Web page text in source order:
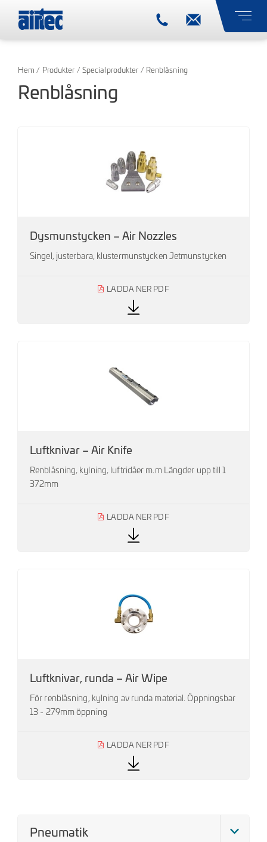
Hem / Produkter / Specialprodukter / Renblåsning
Renblåsning
Dysmunstycken – Air Nozzles
Singel, justerbara, klustermunstycken Jetmunstycken
LADDA NER PDF
Luftknivar – Air Knife
Renblåsning, kylning, luftridåer m.m Längder upp till 1
372mm
LADDA NER PDF
Luftknivar, runda – Air Wipe
För renblåsning, kylning av runda material. Öppningsbar
13 - 279mm öppning
LADDA NER PDF
Pneumatik